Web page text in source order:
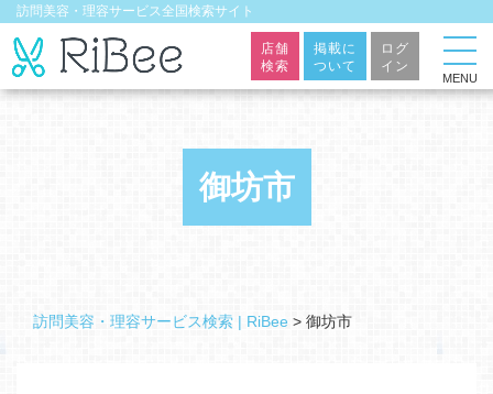
訪問美容・理容サービス全国検索サイト
店舗
検索
掲載に
ついて
ログ
イン
MENU
御坊市
訪問美容・理容サービス検索 | RiBee > 御坊市